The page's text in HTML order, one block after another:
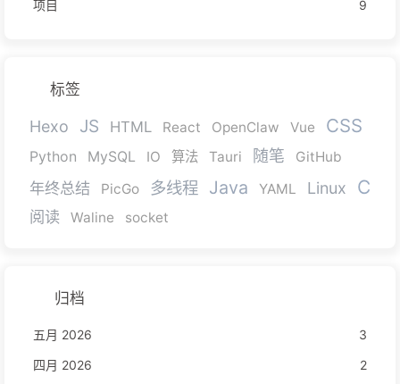
项目 9
标签
Hexo JS HTML React OpenClaw Vue CSS
Python MySQL IO 算法 Tauri 随笔 GitHub
年终总结 PicGo 多线程 Java YAML Linux C
阅读 Waline socket
归档
五月 2026
3
四月 2026
2